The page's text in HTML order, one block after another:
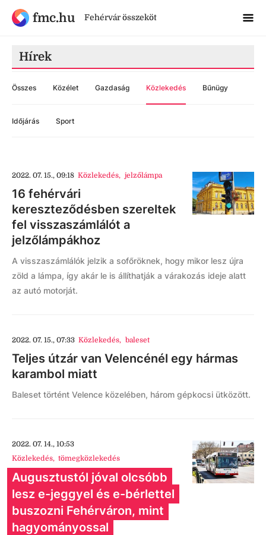
fmc.hu Fehérvár összeköt
Hírek
Összes Közélet Gazdaság Közlekedés Bűnügy
Időjárás Sport
2022. 07. 15., 09:18 Közlekedés, jelzőlámpa
16 fehérvári
kereszteződésben szereltek
fel visszaszámlálót a
jelzőlámpákhoz
A visszaszámlálók jelzik a sofőröknek, hogy mikor lesz újra
zöld a lámpa, így akár le is állíthatják a várakozás ideje alatt
az autó motorját.
2022. 07. 15., 07:33 Közlekedés, baleset
Teljes útzár van Velencénél egy hármas
karambol miatt
Baleset történt Velence közelében, három gépkocsi ütközött.
2022. 07. 14., 10:53
Közlekedés, tömegközlekedés
Augusztustól jóval olcsóbb
lesz e-jeggyel és e-bérlettel
buszozni Fehérváron, mint
hagyományossal